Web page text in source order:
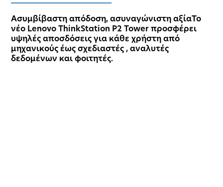
Ασυμβίβαστη απόδοση, ασυναγώνιστη αξίαTo
νέο Lenovo ThinkStation P2 Tower προσφέρει
υψηλές αποσδόσεις για κάθε χρήστη από
μηχανικούς έως σχεδιαστές , αναλυτές
δεδομένων και φοιτητές.